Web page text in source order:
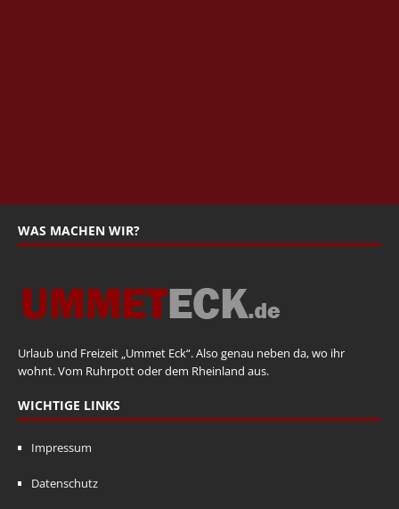
WAS MACHEN WIR?
Urlaub und Freizeit „Ummet Eck“. Also genau neben da, wo ihr
wohnt. Vom Ruhrpott oder dem Rheinland aus.
WICHTIGE LINKS
Impressum
Datenschutz